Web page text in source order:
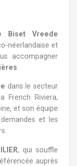
Biset Vreede
néerlandaise et
accompagner
dans le secteur
French Riviera,
et son équipe
et les
, qui souffle
auprès